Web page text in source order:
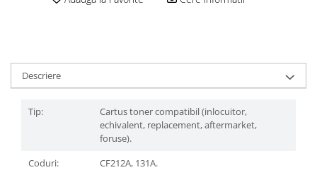
Descriere
Tip:
Cartus toner compatibil (inlocuitor,
echivalent, replacement, aftermarket,
foruse).
Coduri:
CF212A, 131A.